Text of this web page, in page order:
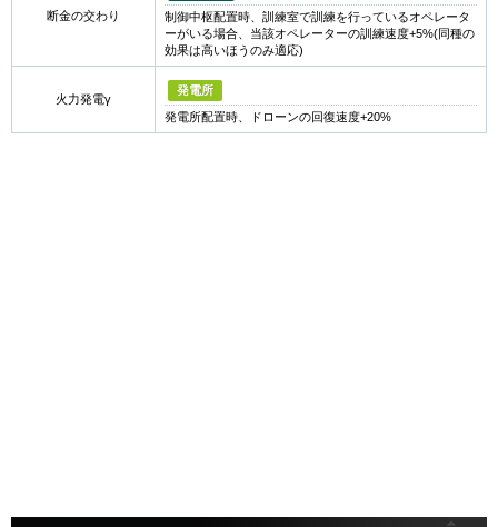
断金の交わり
制御中枢配置時、訓練室で訓練を行っているオペレータ
ーがいる場合、当該オペレーターの訓練速度+5%(同種の
効果は高いほうのみ適応)
火力発電γ
発電所
発電所配置時、ドローンの回復速度+20%